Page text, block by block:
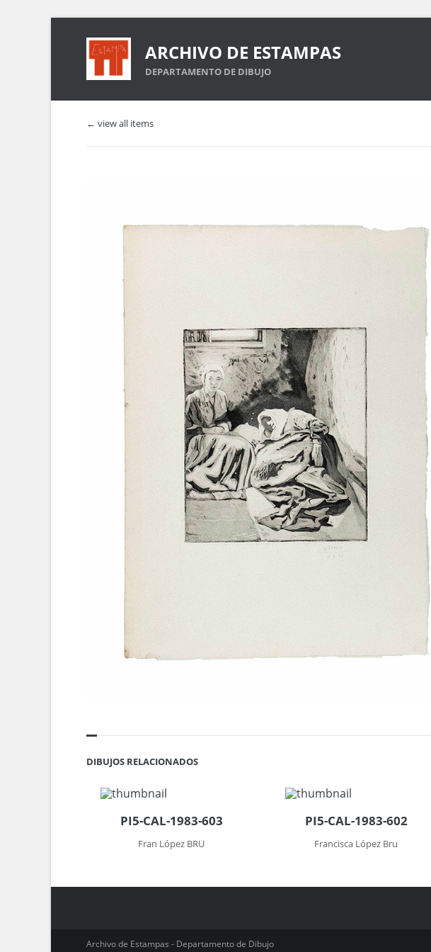
ARCHIVO DE ESTAMPAS
DEPARTAMENTO DE DIBUJO
← view all items
DIBUJOS RELACIONADOS
PI5-CAL-1983-603
Fran López BRU
PI5-CAL-1983-602
Francisca López Bru
Archivo de Estampas - Departamento de Dibujo